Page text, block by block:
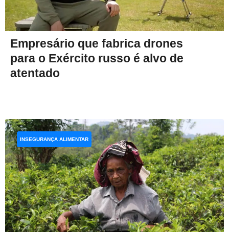
Empresário que fabrica drones
para o Exército russo é alvo de
atentado
INSEGURANÇA ALIMENTAR